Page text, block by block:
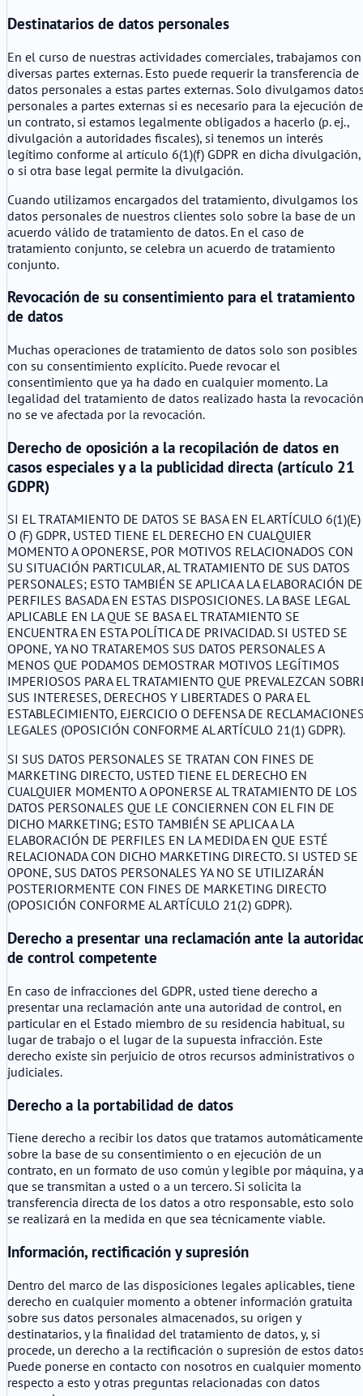
Destinatarios de datos personales
En el curso de nuestras actividades comerciales, trabajamos con
diversas partes externas. Esto puede requerir la transferencia de
datos personales a estas partes externas. Solo divulgamos
personales a partes externas si es necesario para la ejecución de
un contrato, si estamos legalmente obligados a hacerlo (p. ej.,
divulgación a autoridades fiscales), si tenemos un interés
legítimo conforme al artículo 6(1)(f) GDPR en dicha divulgación,
o si otra base legal permite la divulgación.
Cuando utilizamos encargados del tratamiento, divulgamos los
datos personales de nuestros clientes solo sobre la base de un
acuerdo válido de tratamiento de datos. En el caso de
tratamiento conjunto, se celebra un acuerdo de tratamiento
conjunto.
Revocación de su consentimiento para el tratamiento
de datos
Muchas operaciones de tratamiento de datos solo son posibles
con su consentimiento explícito. Puede revocar el
consentimiento que ya ha dado en cualquier momento. La
legalidad del tratamiento de datos realizado hasta la revocación
no se ve afectada por la revocación.
Derecho de oposición a la recopilación de datos en
casos especiales y a la publicidad directa (artículo 21
GDPR)
SI EL TRATAMIENTO DE DATOS SE BASA EN EL ARTÍCULO 6(1)(E)
O (F) GDPR, USTED TIENE EL DERECHO EN CUALQUIER
MOMENTO A OPONERSE, POR MOTIVOS RELACIONADOS CON
SU SITUACIÓN PARTICULAR, AL TRATAMIENTO DE SUS DATOS
PERSONALES; ESTO TAMBIÉN SE APLICA A LA ELABORACIÓN DE
PERFILES BASADA EN ESTAS DISPOSICIONES. LA BASE LEGAL
APLICABLE EN LA QUE SE BASA EL TRATAMIENTO SE
ENCUENTRA EN ESTA POLÍTICA DE PRIVACIDAD. SI USTED SE
OPONE, YA NO TRATAREMOS SUS DATOS PERSONALES A
MENOS QUE PODAMOS DEMOSTRAR MOTIVOS LEGÍTIMOS
IMPERIOSOS PARA EL TRATAMIENTO QUE PREVALEZCAN
SUS INTERESES, DERECHOS Y LIBERTADES O PARA EL
ESTABLECIMIENTO, EJERCICIO O DEFENSA DE
LEGALES (OPOSICIÓN CONFORME AL ARTÍCULO 21(1) GDPR).
SI SUS DATOS PERSONALES SE TRATAN CON FINES DE
MARKETING DIRECTO, USTED TIENE EL DERECHO EN
CUALQUIER MOMENTO A OPONERSE AL TRATAMIENTO DE LOS
DATOS PERSONALES QUE LE CONCIERNEN CON EL FIN DE
DICHO MARKETING; ESTO TAMBIÉN SE APLICA A LA
ELABORACIÓN DE PERFILES EN LA MEDIDA EN QUE ESTÉ
RELACIONADA CON DICHO MARKETING DIRECTO. SI USTED SE
OPONE, SUS DATOS PERSONALES YA NO SE UTILIZARÁN
POSTERIORMENTE CON FINES DE MARKETING DIRECTO
(OPOSICIÓN CONFORME AL ARTÍCULO 21(2) GDPR).
Derecho a presentar una reclamación ante la
de control competente
En caso de infracciones del GDPR, usted tiene derecho a
presentar una reclamación ante una autoridad de control, en
particular en el Estado miembro de su residencia habitual, su
lugar de trabajo o el lugar de la supuesta infracción. Este
derecho existe sin perjuicio de otros recursos administrativos o
judiciales.
Derecho a la portabilidad de datos
Tiene derecho a recibir los datos que tratamos automáticamente
sobre la base de su consentimiento o en ejecución de un
contrato, en un formato de uso común y legible por máquina, y a
que se transmitan a usted o a un tercero. Si solicita la
transferencia directa de los datos a otro responsable, esto solo
se realizará en la medida en que sea técnicamente viable.
Información, rectificación y supresión
Dentro del marco de las disposiciones legales aplicables, tiene
derecho en cualquier momento a obtener información gratuita
sobre sus datos personales almacenados, su origen y
destinatarios, y la finalidad del tratamiento de datos, y, si
procede, un derecho a la rectificación o supresión de estos
Puede ponerse en contacto con nosotros en cualquier momento
respecto a esto y otras preguntas relacionadas con datos